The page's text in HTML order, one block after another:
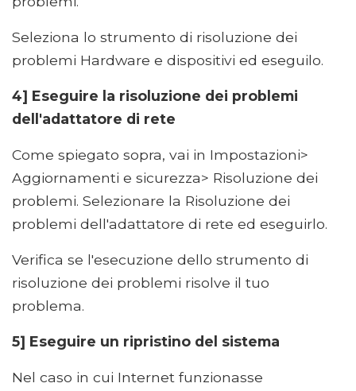
Seleziona lo strumento di risoluzione dei
problemi Hardware e dispositivi ed eseguilo.
4] Eseguire la risoluzione dei problemi
dell'adattatore di rete
Come spiegato sopra, vai in Impostazioni>
Aggiornamenti e sicurezza> Risoluzione dei
problemi. Selezionare la Risoluzione dei
problemi dell'adattatore di rete ed eseguirlo.
Verifica se l'esecuzione dello strumento di
risoluzione dei problemi risolve il tuo
problema.
5] Eseguire un ripristino del sistema
Nel caso in cui Internet funzionasse